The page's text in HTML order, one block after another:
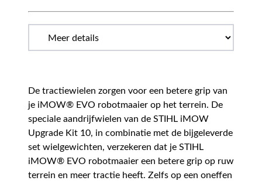
De tractiewielen zorgen voor een betere grip van
je iMOW® EVO robotmaaier op het terrein. De
speciale aandrijfwielen van de STIHL iMOW
Upgrade Kit 10, in combinatie met de bijgeleverde
set wielgewichten, verzekeren dat je STIHL
iMOW® EVO robotmaaier een betere grip op ruw
terrein en meer tractie heeft. Zelfs op een oneffen